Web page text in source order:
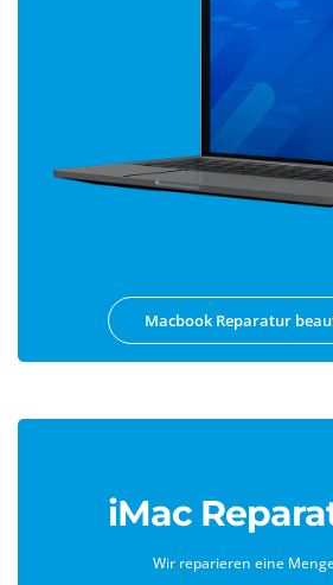
Macbook Reparatur
iMac
Wir reparieren eine